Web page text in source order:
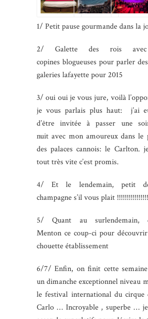
1/ Petit pause gourmande dans la
2/ Galette des rois avec
copines blogueuses pour parler
galeries lafayette pour 2015
3/ oui oui je vous jure, voilà
je vous parlais plus haut: j’ai
d’être invitée à passer une
nuit avec mon amoureux dans le
des palaces cannois: le Carlton.
tout très vite c’est promis.
4/ Et le lendemain, petit
champagne s’il vous plait !!!!!!!!!!!!!!!!
5/ Quant au surlendemain,
Menton ce coup-ci pour
chouette établissement
6/7/ Enfin, on finit cette
un dimanche exceptionnel niveau
le festival international du
Carlo … Incroyable , superbe … je